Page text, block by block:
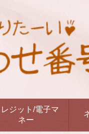
ジット/電子マ
ネー